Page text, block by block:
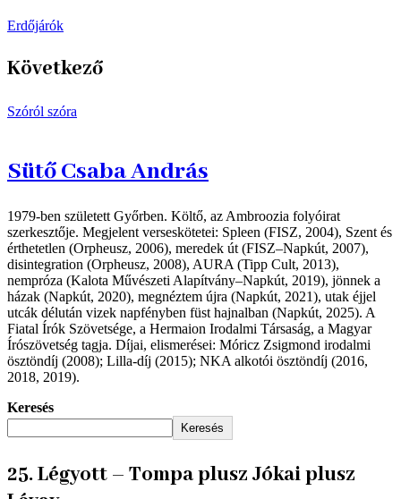
Erdőjárók
Következő
Szóról szóra
Sütő Csaba András
1979-ben született Győrben. Költő, az Ambroozia folyóirat
szerkesztője. Megjelent verseskötetei: Spleen (FISZ, 2004), Szent és
érthetetlen (Orpheusz, 2006), meredek út (FISZ‒Napkút, 2007),
disintegration (Orpheusz, 2008), AURA (Tipp Cult, 2013),
nempróza (Kalota Művészeti Alapítvány‒Napkút, 2019), jönnek a
házak (Napkút, 2020), megnéztem újra (Napkút, 2021), utak éjjel
utcák délután vizek napfényben füst hajnalban (Napkút, 2025). A
Fiatal Írók Szövetsége, a Hermaion Irodalmi Társaság, a Magyar
Írószövetség tagja. Díjai, elismerései: Móricz Zsigmond irodalmi
ösztöndíj (2008); Lilla-díj (2015); NKA alkotói ösztöndíj (2016,
2018, 2019).
Keresés
Keresés
25. Légyott – Tompa plusz Jókai plusz